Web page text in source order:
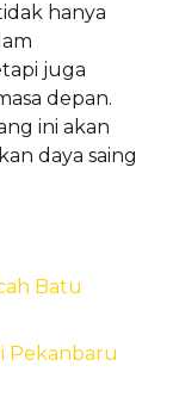
hanya
juga
depan.
ini akan
daya saing
Batu
Pekanbaru